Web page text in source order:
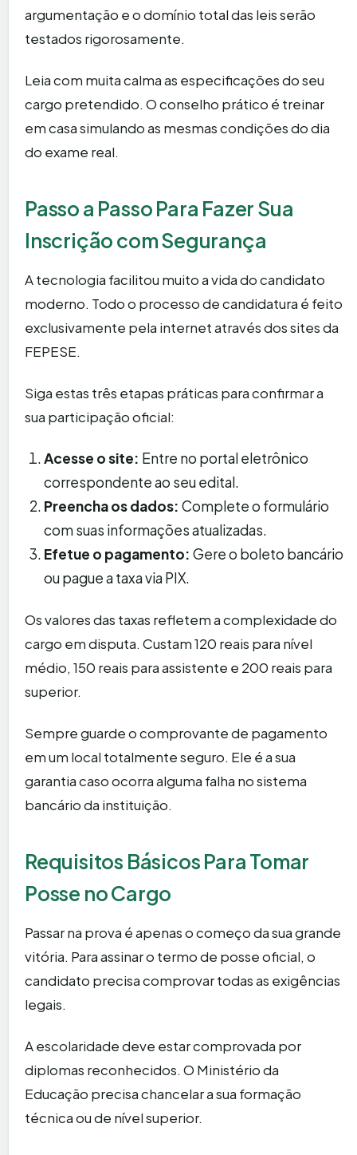
argumentação e o domínio total das leis serão
testados rigorosamente.
Leia com muita calma as especificações do seu
cargo pretendido. O conselho prático é treinar
em casa simulando as mesmas condições do dia
do exame real.
Passo a Passo Para Fazer Sua
Inscrição com Segurança
A tecnologia facilitou muito a vida do candidato
moderno. Todo o processo de candidatura é feito
exclusivamente pela internet através dos sites da
FEPESE.
Siga estas três etapas práticas para confirmar a
sua participação oficial:
Acesse o site: Entre no portal eletrônico
correspondente ao seu edital.
Preencha os dados: Complete o formulário
com suas informações atualizadas.
Efetue o pagamento: Gere o boleto bancário
ou pague a taxa via PIX.
Os valores das taxas refletem a complexidade do
cargo em disputa. Custam 120 reais para nível
médio, 150 reais para assistente e 200 reais para
superior.
Sempre guarde o comprovante de pagamento
em um local totalmente seguro. Ele é a sua
garantia caso ocorra alguma falha no sistema
bancário da instituição.
Requisitos Básicos Para Tomar
Posse no Cargo
Passar na prova é apenas o começo da sua grande
vitória. Para assinar o termo de posse oficial, o
candidato precisa comprovar todas as exigências
legais.
A escolaridade deve estar comprovada por
diplomas reconhecidos. O Ministério da
Educação precisa chancelar a sua formação
técnica ou de nível superior.